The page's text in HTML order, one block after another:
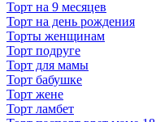
Торт на 9 месяцев
Торт на день рождения
Торты женщинам
Торт подруге
Торт для мамы
Торт бабушке
Торт жене
Торт ламбет